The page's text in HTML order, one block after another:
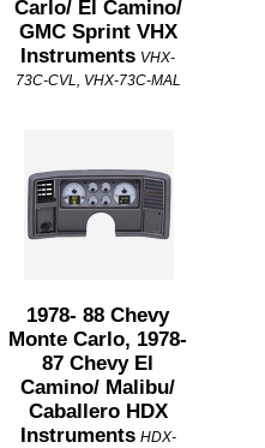
Carlo/ El Camino/
GMC Sprint VHX
Instruments VHX-
73C-CVL, VHX-73C-MAL
1978- 88 Chevy
Monte Carlo, 1978-
87 Chevy El
Camino/ Malibu/
Caballero HDX
Instruments HDX-